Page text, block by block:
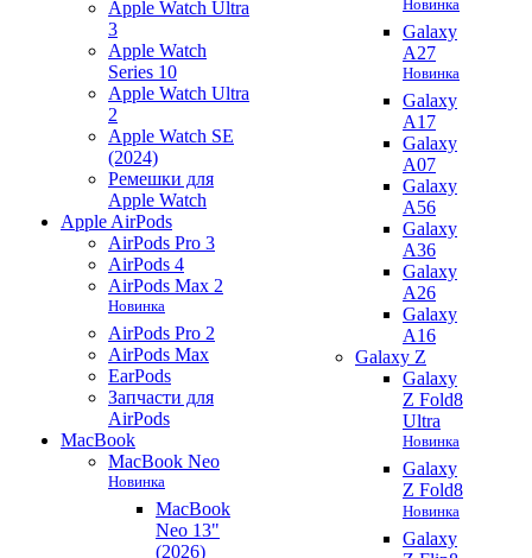
Apple Watch Ultra
3
Apple Watch
Series 10
Apple Watch Ultra
2
Apple Watch SE
(2024)
Ремешки для
Apple Watch
Apple AirPods
AirPods Pro 3
AirPods 4
AirPods Max 2
Новинка
AirPods Pro 2
AirPods Max
EarPods
Запчасти для
AirPods
MacBook
MacBook Neo
Новинка
MacBook
Neo 13"
(2026)
Galaxy
A27
Новинка
Galaxy
A17
Galaxy
A07
Galaxy
A56
Galaxy
A36
Galaxy
A26
Galaxy
A16
Galaxy Z
Galaxy
Z Fold8
Ultra
Новинка
Galaxy
Z Fold8
Новинка
Galaxy